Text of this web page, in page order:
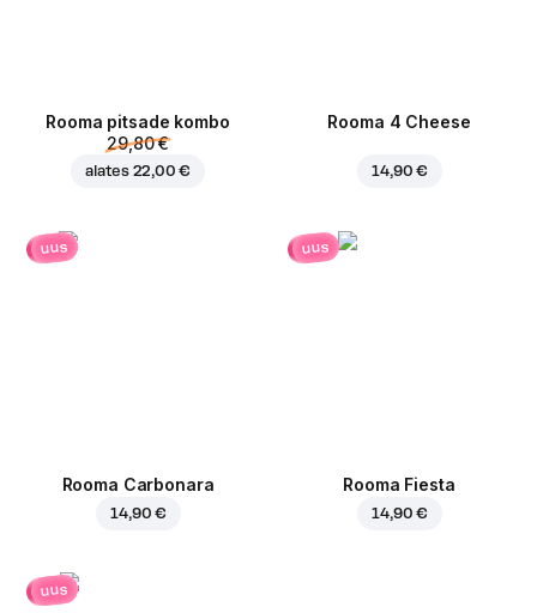
Rooma pitsade kombo
29,80 €
alates 22,00 €
Rooma 4 Cheese
14,90 €
uus
Rooma Carbonara
14,90 €
uus
Rooma Fiesta
14,90 €
uus